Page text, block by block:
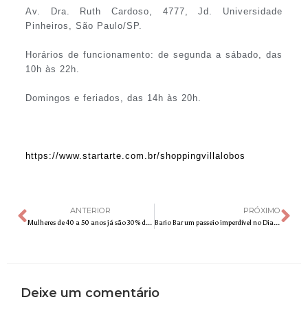
Av. Dra. Ruth Cardoso, 4777, Jd. Universidade
Pinheiros, São Paulo/SP.
Horários de funcionamento: de segunda a sábado, das
10h às 22h.
Domingos e feriados, das 14h às 20h.
https://www.startarte.com.br/shoppingvillalobos
ANTERIOR
Mulheres de 40 a 50 anos já são 30% dos casos de câncer de mama diagnosticados no Brasil
PRÓXIMO
Bario Bar um passeio imperdível no Dia das Crianças
Deixe um comentário